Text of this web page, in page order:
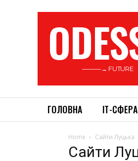
———→ FUTURE
ГОЛОВНА ІТ-СФЕРА
Home Сайти Луцька
Сайти